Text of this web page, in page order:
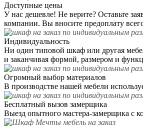
Доступные цены
У нас дешевле! Не верите? Оставьте
компании. Вы вносите предоплату
Индивидуальность
Ни один типовой шкаф или другая
и заканчивая формой, размером и
Огромный выбор материалов
В производстве нашей мебели
Бесплатный вызов замерщика
Выезд опытного мастера-замерщика с